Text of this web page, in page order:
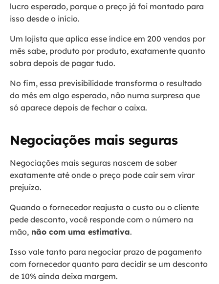
lucro esperado, porque o preço já foi montado para
isso desde o início.
Um lojista que aplica esse índice em 200 vendas por
mês sabe, produto por produto, exatamente quanto
sobra depois de pagar tudo.
No fim, essa previsibilidade transforma o resultado
do mês em algo esperado, não numa surpresa que
só aparece depois de fechar o caixa.
Negociações mais seguras
Negociações mais seguras nascem de saber
exatamente até onde o preço pode cair sem virar
prejuízo.
Quando o fornecedor reajusta o custo ou o cliente
pede desconto, você responde com o número na
mão, não com uma estimativa.
Isso vale tanto para negociar prazo de pagamento
com fornecedor quanto para decidir se um desconto
de 10% ainda deixa margem.